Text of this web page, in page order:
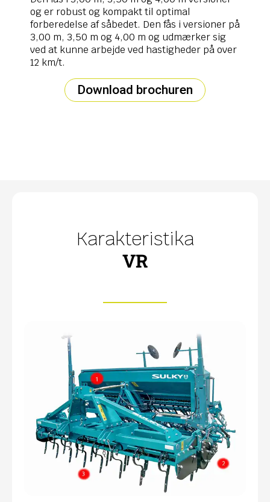
og er robust og kompakt til optimal
forberedelse af såbedet. Den fås i versioner på
3,00 m, 3,50 m og 4,00 m og udmærker sig
ved at kunne arbejde ved hastigheder på over
12 km/t.
Download brochuren
Karakteristika
VR